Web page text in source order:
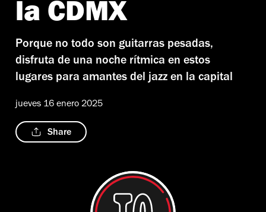
la CDMX
Porque no todo son guitarras pesadas,
disfruta de una noche rítmica en estos
lugares para amantes del jazz en la capital
jueves 16 enero 2025
Share